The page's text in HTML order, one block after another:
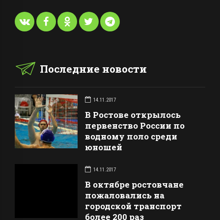
Последние новости
14.11.2017
В Ростове открылось
первенство России по
водному поло среди
юношей
14.11.2017
В октябре ростовчане
пожаловались на
городской транспорт
более 200 раз